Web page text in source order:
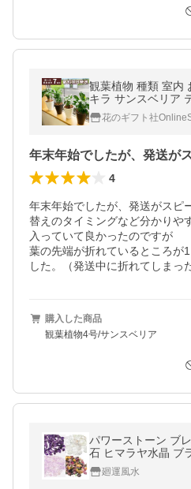
観葉植物 種類 室内
キラ サンスベリア
木 ディフェンバキ
物 鉢植え
花のギフト社
4
年末年始でしたが、発送がスピ
替えのタイミングなど分かりや
入っていて良かったのですが
葉の先端が折れているところが
した。（発送中に折れてしまっ
購入した商品
観葉植物4号/サンスベリア
パワーストーン ブ
石 ヒマラヤ水晶 ブ
ォーツ シトリン 100g
廻運風水